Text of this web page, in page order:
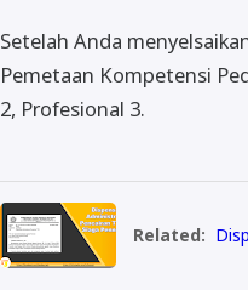
Setelah Anda
Pemetaan Kompetensi
2, Profesional 3.
Related: